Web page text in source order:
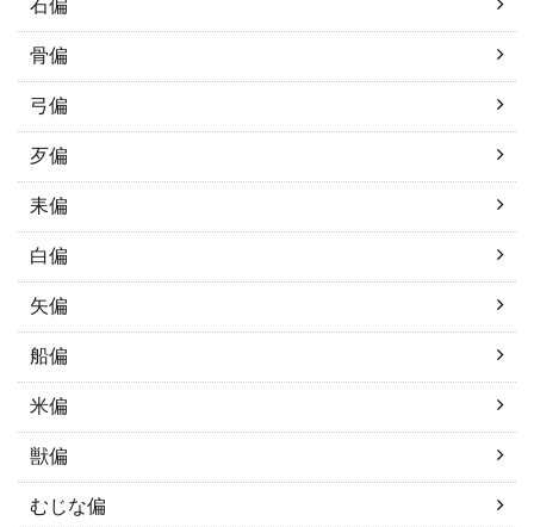
石偏
骨偏
弓偏
歹偏
耒偏
白偏
矢偏
船偏
米偏
獣偏
むじな偏